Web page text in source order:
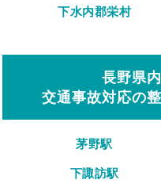
下水内郡栄村
長野県
交通事故対応の
茅野駅
下諏訪駅